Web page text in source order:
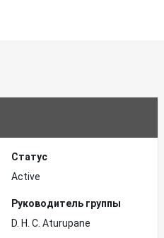
Статус
Active
Руководитель группы
D. H. C. Aturupane